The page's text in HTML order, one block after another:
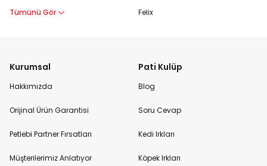
Tümünü Gör
Felix
Kurumsal
Hakkımızda
Orijinal Ürün Garantisi
Petlebi Partner Fırsatları
Müşterilerimiz Anlatıyor
Pati Kulüp
Blog
Soru Cevap
Kedi Irkları
Köpek Irkları